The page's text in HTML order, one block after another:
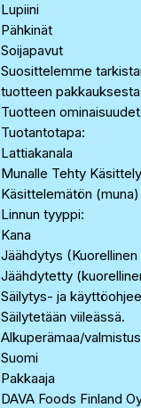
Lupiini
Pähkinät
Soijapavut
Suosittelemme
tuotteen
Tuotteen ominaisuudet
Tuotantotapa:
Lattiakanala
Munalle Tehty
Käsittelemätön (muna)
Linnun tyyppi:
Kana
Jäähdytys (Kuorellinen
Jäähdytetty
Säilytys- ja
Säilytetään viileässä.
Alkuperämaa/
Suomi
Pakkaaja
DAVA Foods Finland